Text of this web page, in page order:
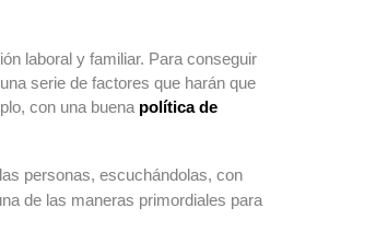
laboral y familiar. Para conseguir
serie de factores que harán que
con una buena política de
personas, escuchándolas, con
de las maneras primordiales para